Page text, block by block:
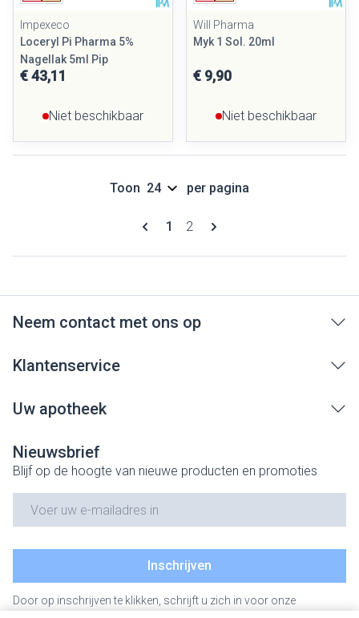
Impexeco
Loceryl Pi Pharma 5%
Nagellak 5ml Pip
€ 43,11
Niet beschikbaar
Will Pharma
Myk 1 Sol. 20ml
€ 9,90
Niet beschikbaar
Pagina's
U lees momenteel pagina
1 Pagina
2
Toon per pagina
Neem contact met ons op
Klantenservice
Uw apotheek
Nieuwsbrief
Blijf op de hoogte van nieuwe producten en promoties
Inschrijven
Door op inschrijven te klikken, schrijft u zich in voor onze